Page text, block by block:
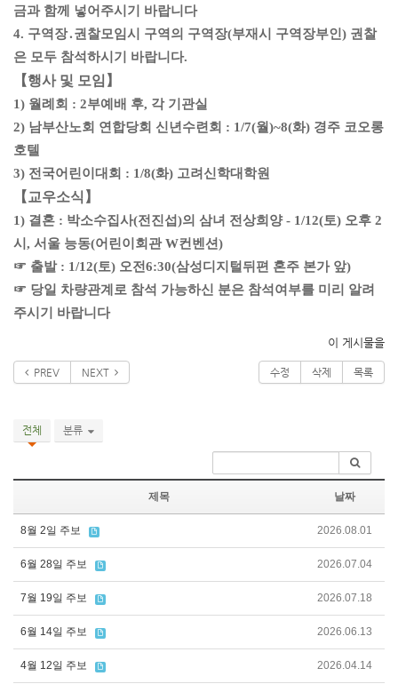
금과 함께 넣어주시기 바랍니다
4. 구역장․권찰모임시 구역의 구역장(부재시 구역장부인) 권찰
은 모두 참석하시기 바랍니다.
【행사 및 모임】
1) 월례회 : 2부예배 후, 각 기관실
2) 남부산노회 연합당회 신년수련회 : 1/7(월)~8(화) 경주 코오롱
호텔
3) 전국어린이대회 : 1/8(화) 고려신학대학원
【교우소식】
1) 결혼 : 박소수집사(전진섭)의 삼녀 전상희양 - 1/12(토) 오후 2
시, 서울 능동(어린이회관 W컨벤션)
☞ 출발 : 1/12(토) 오전6:30(삼성디지털뒤편 혼주 본가 앞)
☞ 당일 차량관계로 참석 가능하신 분은 참석여부를 미리 알려
주시기 바랍니다
이 게시물을
PREV NEXT 수정 삭제 목록
전체 분류
제목 날짜
8월 2일 주보 2026.08.01
6월 28일 주보 2026.07.04
7월 19일 주보 2026.07.18
6월 14일 주보 2026.06.13
4월 12일 주보 2026.04.14